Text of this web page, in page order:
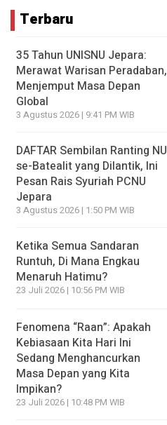
Terbaru
35 Tahun UNISNU Jepara:
Merawat Warisan Peradaban,
Menjemput Masa Depan
Global
3 Agustus 2026 | 9:41 PM WIB
DAFTAR Sembilan Ranting NU
se-Batealit yang Dilantik, Ini
Pesan Rais Syuriah PCNU
Jepara
3 Agustus 2026 | 1:50 PM WIB
Ketika Semua Sandaran
Runtuh, Di Mana Engkau
Menaruh Hatimu?
23 Juli 2026 | 10:56 PM WIB
Fenomena “Raan”: Apakah
Kebiasaan Kita Hari Ini
Sedang Menghancurkan
Masa Depan yang Kita
Impikan?
23 Juli 2026 | 10:48 PM WIB